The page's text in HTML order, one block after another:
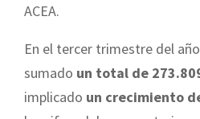
ACEA.
En el tercer trimestre del
sumado un total de
implicado un crecimiento